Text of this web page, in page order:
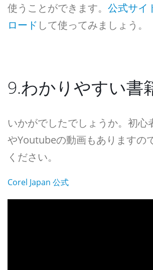
使うことができます。 公式サイ
ロード して使ってみましょう。
9.わかりやすい書
いかがでしたでしょうか。初心
やYoutubeの動画もありますの
ください。
Corel Japan 公式